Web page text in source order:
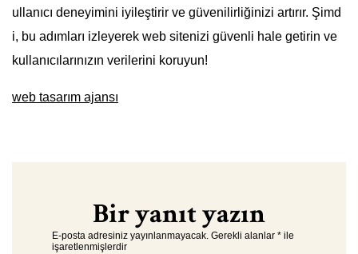
ullanıcı deneyimini iyileştirir ve güvenilirliğinizi artırır. Şimd
i, bu adımları izleyerek web sitenizi güvenli hale getirin ve
kullanıcılarınızın verilerini koruyun!
web tasarım ajansı
Bir yanıt yazın
E-posta adresiniz yayınlanmayacak. Gerekli alanlar * ile
işaretlenmişlerdir